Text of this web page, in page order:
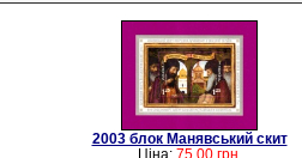
2003 блок Манявський скит
Ціна: 75.00 грн.